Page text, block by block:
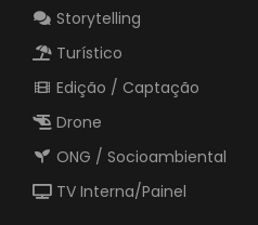
Segurança SMS/HSE
Storytelling
Turístico
Edição / Captação
Drone
ONG / Socioambiental